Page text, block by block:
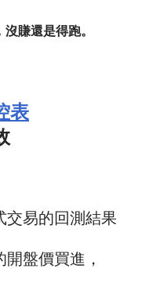
賺還是得跑。
表
交易的回測結果
盤價買進，